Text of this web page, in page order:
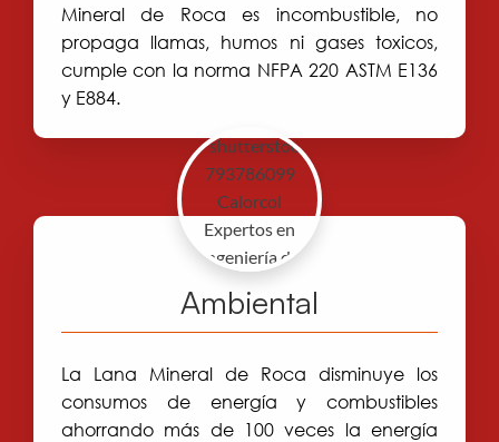
Mineral de Roca es incombustible, no
propaga llamas, humos ni gases toxicos,
cumple con la norma NFPA 220 ASTM E136
y E884.
Ambiental
La Lana Mineral de Roca disminuye los
consumos de energía y combustibles
ahorrando más de 100 veces la energía